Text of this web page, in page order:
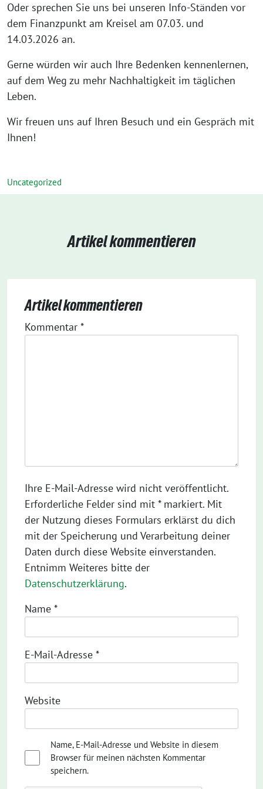
Oder sprechen Sie uns bei unseren Info-Ständen vor
dem Finanzpunkt am Kreisel am 07.03. und
14.03.2026 an.
Gerne würden wir auch Ihre Bedenken kennenlernen,
auf dem Weg zu mehr Nachhaltigkeit im täglichen
Leben.
Wir freuen uns auf Ihren Besuch und ein Gespräch mit
Ihnen!
Uncategorized
Artikel kommentieren
Artikel kommentieren
Kommentar *
Ihre E-Mail-Adresse wird nicht veröffentlicht.
Erforderliche Felder sind mit * markiert. Mit
der Nutzung dieses Formulars erklärst du dich
mit der Speicherung und Verarbeitung deiner
Daten durch diese Website einverstanden.
Entnimm Weiteres bitte der
Datenschutzerklärung.
Name *
E-Mail-Adresse *
Website
Name, E-Mail-Adresse und Website in diesem
Browser für meinen nächsten Kommentar
speichern.